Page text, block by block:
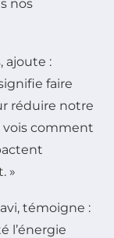
nos
ajoute :
faire
réduire notre
vois comment
»
témoigne :
l’énergie